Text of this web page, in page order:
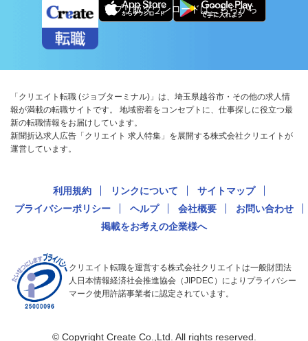
アプリ版ダウンロードはこちらから
「クリエイト転職 (ジョブターミナル)」は、埼玉県越谷市・その他の求人情
報が満載の転職サイトです。 地域密着をコンセプトに、仕事探しに役立つ最
新の転職情報をお届けしています。
新聞折込求人広告「クリエイト 求人特集」を展開する株式会社クリエイトが
運営しています。
利用規約 リンクについて
サイトマップ
プライバシーポリシー
ヘルプ 会社概要
お問い合わせ
掲載をお考えの企業様へ
クリエイト転職を運営する株式会社クリエイトは一般財団法
人日本情報経済社会推進協会（JIPDEC）によりプライバシー
マーク使用許諾事業者に認定されています。
© Copyright Create Co.,Ltd. All rights reserved.